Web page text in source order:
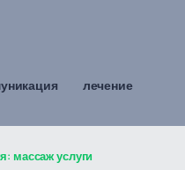
лечение
массаж услуги